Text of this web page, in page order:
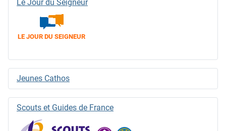
Le Jour du Seigneur
LE JOUR DU SEIGNEUR
Jeunes Cathos
Scouts et Guides de France